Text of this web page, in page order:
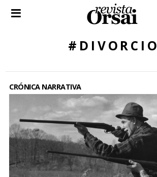
#DIVORCIO
CRÓNICA NARRATIVA